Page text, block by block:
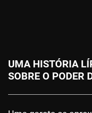
UMA HISTÓRIA
SOBRE O PODER